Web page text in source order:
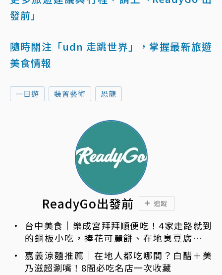
發前」
隨時關注「udn 走跳世界」，掌握最新旅遊
美食情報
一日遊 裝置藝術 恐龍
ReadyGo出發前 追蹤
台中美食｜樂成宮拜拜順便吃！4家走路就到
的銅板小吃，捧花可麗餅、在地臭豆腐、烤
甜甜圈一次收
嘉義涼麵推薦｜在地人都吃哪間？白醋＋美
乃滋超涮嘴！8間必吃名店一次收藏